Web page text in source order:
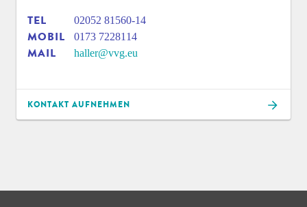
TEL 02052 81560-14
MOBIL 0173 7228114
MAIL haller@vvg.eu
KONTAKT AUFNEHMEN